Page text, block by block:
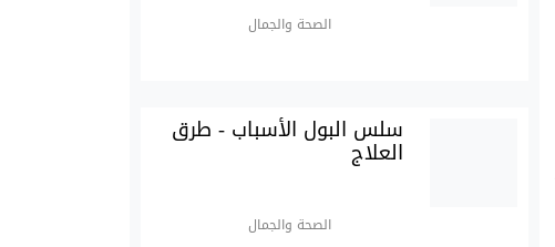
الصحة والجمال
سلس البول الأسباب - طرق
العلاج
الصحة والجمال